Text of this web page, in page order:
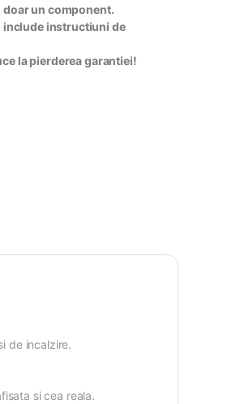
un component.
include instructiuni de
la pierderea garantiei!
de incalzire.
si cea reala.